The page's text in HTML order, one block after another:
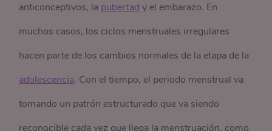
anticonceptivos, la pubertad y el embarazo. En
muchos casos, los ciclos menstruales irregulares
hacen parte de los cambios normales de la etapa de la
adolescencia. Con el tiempo, el periodo menstrual va
tomando un patrón estructurado que va siendo
reconocible cada vez que llega la menstruación, como